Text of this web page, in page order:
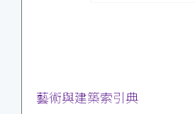
藝術與建築索引典